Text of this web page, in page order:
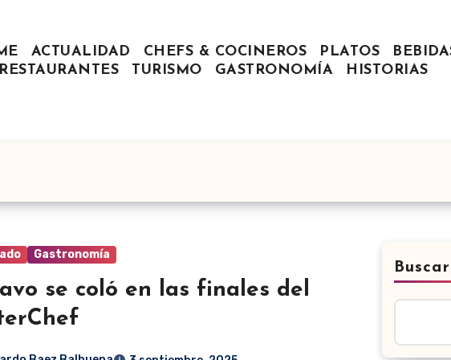
ACTUALIDAD CHEFS & COCINEROS PLATOS
RESTAURANTES
TURISMO GASTRONOMÍA HISTORIAS
Gastronomía
se coló en las finales del
Buscar